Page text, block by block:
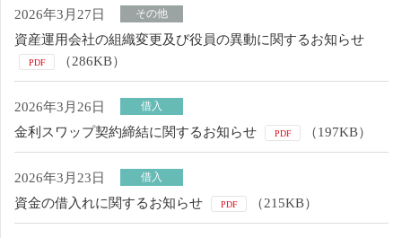
2026年3月27日 その他
資産運用会社の組織変更及び役員の異動に関するお知らせ
PDF （286KB）
2026年3月26日 借入
金利スワップ契約締結に関するお知らせ PDF （197KB）
2026年3月23日 借入
資金の借入れに関するお知らせ PDF （215KB）